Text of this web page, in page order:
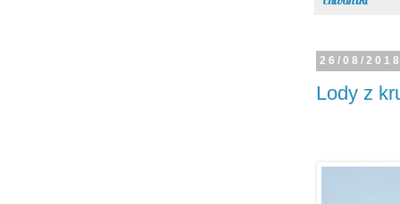
26/08/
Lody z